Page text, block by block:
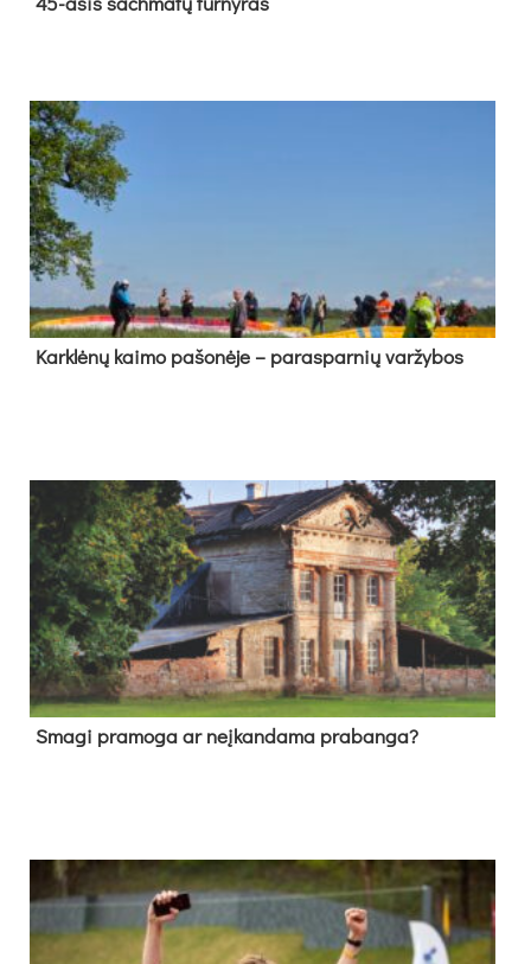
Kark­lė­nų kai­mo pa­šo­nė­je – pa­ras­par­nių var­žy­bos
Sma­gi pra­mo­ga ar neį­kan­da­ma pra­ban­ga?